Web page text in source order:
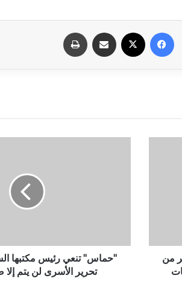
فيسبوك مشاركة عبر البريد
وأكثر من
"حماس" تنعي رئيس مكتبها
تحرير الأسرى لن يتم